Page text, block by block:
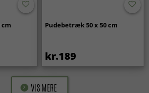
Pudebetræk 50 x 50 cm
kr.189
VIS MERE